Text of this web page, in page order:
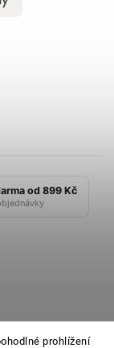
prohlížení
od 899 Kč